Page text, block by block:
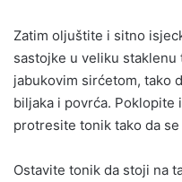
Zatim oljuštite i sitno
sastojke u veliku
jabukovim sirćetom, tako
biljaka i povrća. Poklopite
protresite tonik tako da se
Ostavite tonik da stoji na